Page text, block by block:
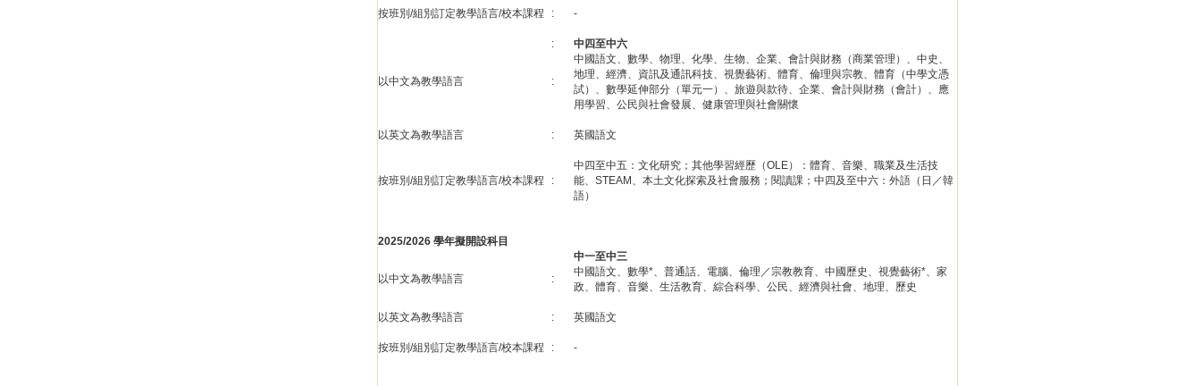
按班別/組別訂定教學語言/校本課程 : -
: 中四至中六
以中文為教學語言 :
中國語文、數學、物理、化學、生物、企業、會計與財務（商業管理）、中史、
地理、經濟、資訊及通訊科技、視覺藝術、體育、倫理與宗教、體育（中學文憑
試）、數學延伸部分（單元一）、旅遊與款待、企業、會計與財務（會計）、應
用學習、公民與社會發展、健康管理與社會關懷
以英文為教學語言 : 英國語文
按班別/組別訂定教學語言/校本課程 :
中四至中五：文化研究；其他學習經歷（OLE）：體育、音樂、職業及生活技
能、STEAM、本土文化探索及社會服務；閱讀課；中四及至中六：外語（日／韓
語）
2025/2026 學年擬開設科目
中一至中三
以中文為教學語言
:
中國語文、數學*、普通話、電腦、倫理／宗教教育、中國歷史、視覺藝術*、家
政、體育、音樂、生活教育、綜合科學、公民、經濟與社會、地理、歷史
以英文為教學語言 : 英國語文
按班別/組別訂定教學語言/校本課程 : -